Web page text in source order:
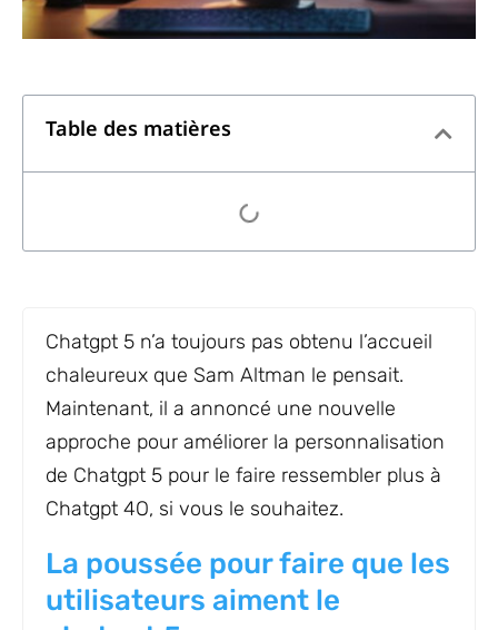
Table des matières
Chatgpt 5 n’a toujours pas obtenu l’accueil
chaleureux que Sam Altman le pensait.
Maintenant, il a annoncé une nouvelle
approche pour améliorer la personnalisation
de Chatgpt 5 pour le faire ressembler plus à
Chatgpt 4O, si vous le souhaitez.
La poussée pour faire que les
utilisateurs aiment le